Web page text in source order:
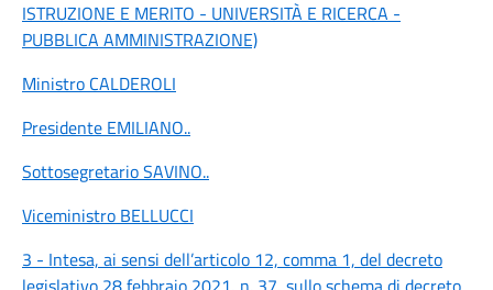
ISTRUZIONE E MERITO - UNIVERSITÀ E RICERCA -
PUBBLICA AMMINISTRAZIONE)
Ministro CALDEROLI
Presidente EMILIANO..
Sottosegretario SAVINO..
Viceministro BELLUCCI
3 - Intesa, ai sensi dell’articolo 12, comma 1, del decreto